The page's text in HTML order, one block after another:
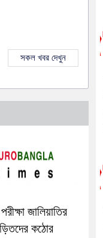
সকল খবর দেখুন
জালিয়াতির
কঠোর